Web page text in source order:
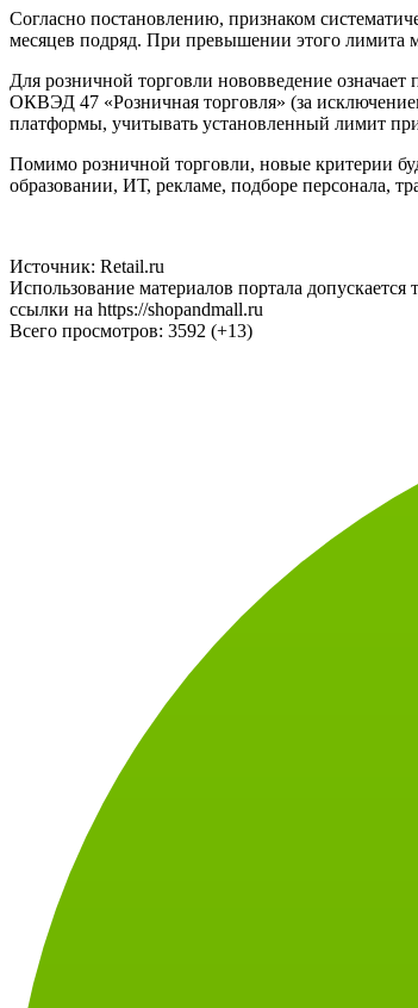
Согласно постановлению, признаком
месяцев подряд. При превышении этого лимита
Для розничной торговли нововведение
ОКВЭД 47 «Розничная торговля» (за
платформы, учитывать установленный лимит
Помимо розничной торговли, новые критерии
образовании, ИТ, рекламе, подборе персонала,
Источник: Retail.ru
Использование материалов портала
ссылки на https://shopandmall.ru
Всего просмотров: 3592 (+13)